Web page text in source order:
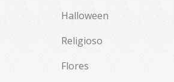
Halloween
Religioso
Flores